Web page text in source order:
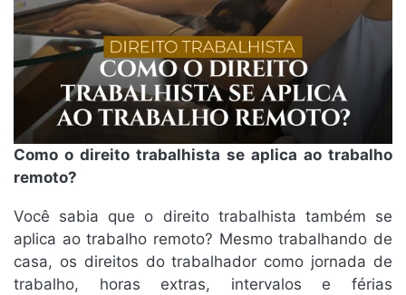
Como o direito trabalhista se aplica ao trabalho
remoto?
Você sabia que o direito trabalhista também se
aplica ao trabalho remoto? Mesmo trabalhando de
casa, os direitos do trabalhador como jornada de
trabalho, horas extras, intervalos e férias